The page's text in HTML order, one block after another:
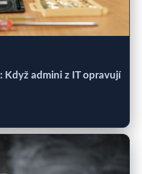
Když admini z IT opravují